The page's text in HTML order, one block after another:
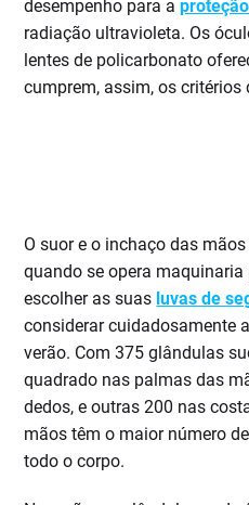
desempenho para a
radiação ultravioleta. Os
lentes de policarbonato
cumprem, assim, os
O suor e o inchaço das
quando se opera maquinaria
escolher as suas luvas de
considerar cuidadosamente
verão. Com 375 glândulas
quadrado nas palmas das
dedos, e outras 200 nas
mãos têm o maior número
todo o corpo.